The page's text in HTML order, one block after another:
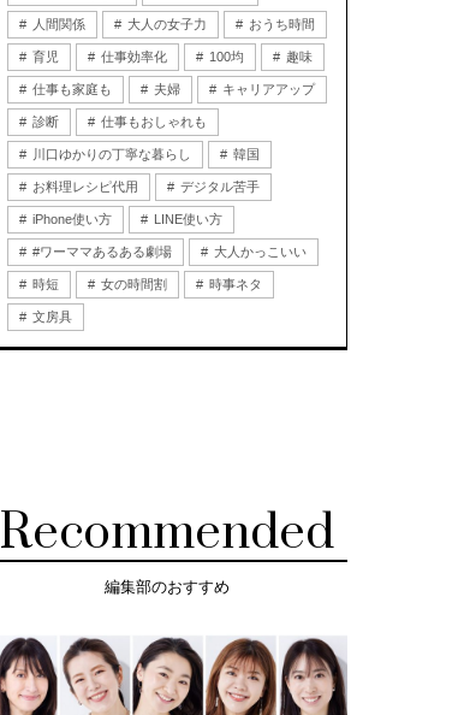
人間関係 大人の女子力 おうち時間
育児 仕事効率化 100均 趣味
仕事も家庭も 夫婦 キャリアアップ
診断 仕事もおしゃれも
川口ゆかりの丁寧な暮らし 韓国
お料理レシピ代用 デジタル苦手
iPhone使い方 LINE使い方
#ワーママあるある劇場 大人かっこいい
時短 女の時間割 時事ネタ
文房具
Recommended
編集部のおすすめ